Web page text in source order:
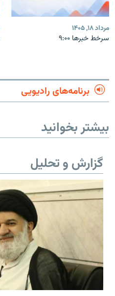
مرداد ۱۸, ۱۴۰۵
سرخط خبرها ۹:۰۰
برنامه‌های رادیویی
بیشتر بخوانید
گزارش و تحلیل